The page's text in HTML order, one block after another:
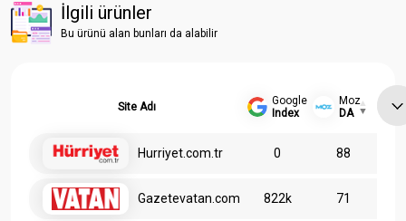
İlgili ürünler
Bu ürünü alan bunları da alabilir
Site Adı
Google
Index
Moz
DA
Hurriyet.com.tr 0 88
Gazetevatan.com 822k 71